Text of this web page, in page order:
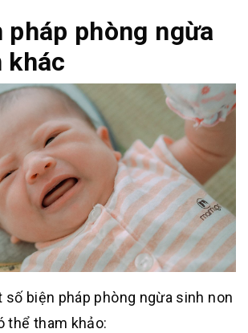
pháp phòng ngừa
khác
số biện pháp phòng ngừa sinh non
thể tham khảo: